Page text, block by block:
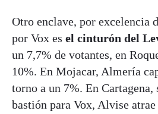
Otro enclave, por excelencia
por Vox es el cinturón del
un 7,7% de votantes, en
10%. En Mojacar, Almería
torno a un 7%. En
bastión para Vox, Alvise